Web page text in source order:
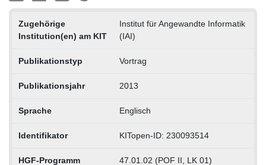
Zugehörige
Institution(en) am KIT
Institut für Angewandte Informatik
(IAI)
Publikationstyp Vortrag
Publikationsjahr 2013
Sprache Englisch
Identifikator KITopen-ID: 230093514
HGF-Programm 47.01.02 (POF II, LK 01)